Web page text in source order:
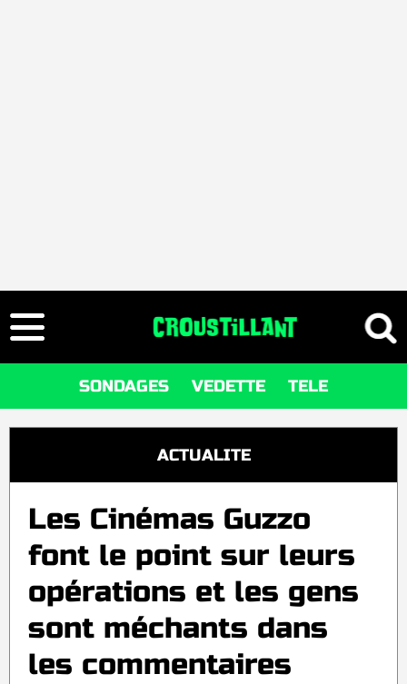
SONDAGES VEDETTE TELE
ACTUALITE
Les Cinémas Guzzo
font le point sur leurs
opérations et les gens
sont méchants dans
les commentaires